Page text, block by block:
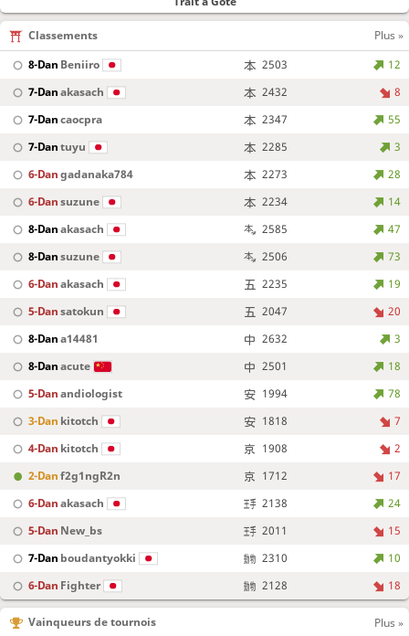
Classements
Plus »
8-Dan Beniiro 2503
12
7-Danakasach 2432
8
7-Dancaocpra 2347
55
7-Dantuyu 2285
3
6-Dangadanaka784 2273
28
6-Dansuzune 2234
14
8-Danakasach 2585
47
8-Dansuzune 2506
73
6-Danakasach 2235
19
5-Dansatokun 2047
20
8-Dana14481 2632
3
8-Danacute 2501
18
5-Danandiologist 1994
78
3-Dan kitotch 1818
7
4-Dan kitotch 1908
2
2-Danf2g1ngR2n 1712
17
6-Danakasach 2138
24
5-Dan New_bs 2011
15
7-Dan boudantyokki 2310
10
6-Dan Fighter 2128 18
Vainqueurs de tournois
Plus »